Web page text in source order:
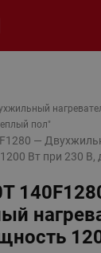
пол"
—
Вт при 230 В,